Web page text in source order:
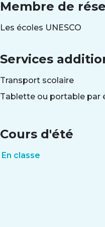
Membre de
Les écoles UNESCO
Services
Transport scolaire
Tablette ou portable par
Cours d'été
En classe